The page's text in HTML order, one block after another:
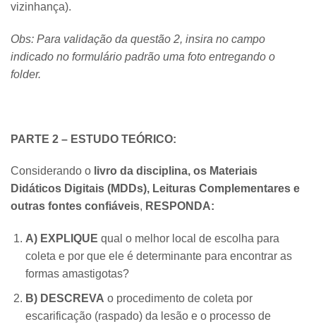
vizinhança).
Obs: Para validação da questão 2, insira no campo
indicado no formulário padrão uma foto entregando o
folder.
PARTE 2 – ESTUDO TEÓRICO:
Considerando o livro da disciplina, os Materiais
Didáticos Digitais (MDDs), Leituras Complementares e
outras fontes confiáveis, RESPONDA:
A) EXPLIQUE qual o melhor local de escolha para
coleta e por que ele é determinante para encontrar as
formas amastigotas?
B) DESCREVA o procedimento de coleta por
escarificação (raspado) da lesão e o processo de